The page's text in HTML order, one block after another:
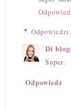
Odpowiedzi
Di
Super.
Odpowiedz